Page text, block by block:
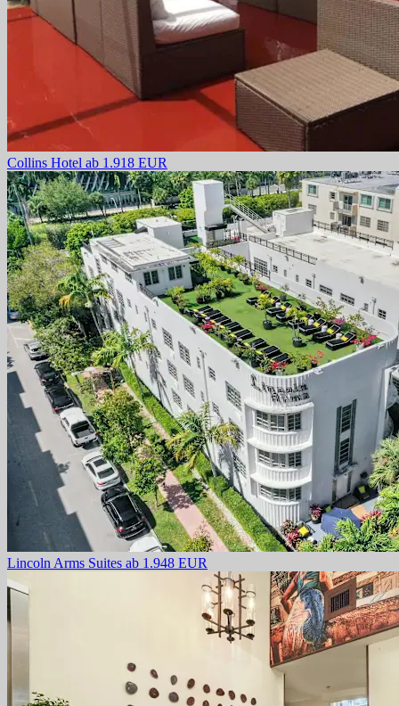
Collins Hotel ab 1.918 EUR
Lincoln Arms Suites ab 1.948 EUR